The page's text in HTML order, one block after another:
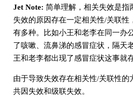
Jet Note: 简单理解，相关失效是指
失效的原因存在一定相关性/关联性
有多种。比如小王和老李在同一办
了咳嗽、流鼻涕的感冒症状，隔天
王和老李都出现了感冒症状这事就
由于导致失效存在相关性/关联性的
共因失效和级联失效。